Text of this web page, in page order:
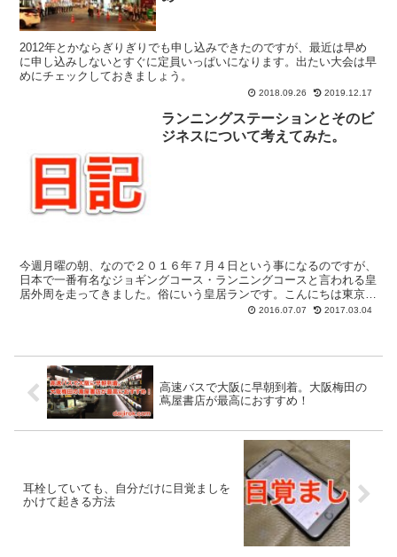
2012年とかならぎりぎりでも申し込みできたのですが、最近は早め
に申し込みしないとすぐに定員いっぱいになります。出たい大会は早
めにチェックしておきましょう。
2018.09.26 2019.12.17
ランニングステーションとそのビ
ジネスについて考えてみた。
今週月曜の朝、なので２０１６年７月４日という事になるのですが、
日本で一番有名なジョギングコース・ランニングコースと言われる皇
居外周を走ってきました。俗にいう皇居ランです。こんにちは東京旅
2016.07.07 2017.03.04
高速バスで大阪に早朝到着。大阪梅田の
蔦屋書店が最高におすすめ！
耳栓していても、自分だけに目覚ましを
かけて起きる方法